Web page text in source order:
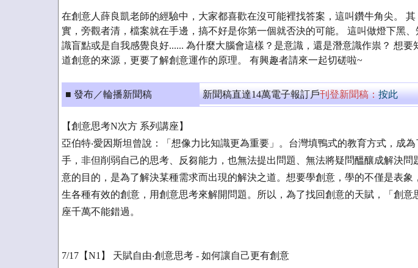
在創意人薛良凱老師的經驗中，大家都喜歡在沒可能裡找答案，這叫鑽牛角尖。 其
實，旁觀者清，檔案就在手邊，搞不好是你第一個就否決的可能。 這叫做燈下黑、
識盲點或是自我感覺良好...... 為什麼大腦會這樣？是意識，還是潛意識作祟？ 想要
道創意的來源，更要了解創意運作的原理。 有興趣者請來一起切磋啦~
■ 發布／輪播新聞稿 新聞稿直達14萬電子報訂戶刊登新聞稿：按此
【創意思考N次方 系列講座】
亞伯特‧愛因斯坦曾說：「想像力比知識更為重要」。台灣填鴨式的教育方式，成
手，非但削弱自己的思考、反芻能力，也無法提出問題、無法將疑問醞釀成解決問
意的目的，是為了解決某種需求而出現的解決之道。想要學創意，學的不僅是表象
生各種有效的創意，用創意思考來解開問題。所以，為了找回創意的天賦，「創意
座千萬不能錯過。
7/17【N1】 天賦自由‧創意思考 - 如何讓自己更有創意